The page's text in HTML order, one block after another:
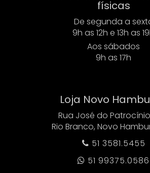
físicas
De segunda a
9h as 12h e 13h as
Aos sábados
9h as 17h
Loja Novo
Rua José do
Rio Branco, Novo
 51 3581.5455
 51 99375.0586